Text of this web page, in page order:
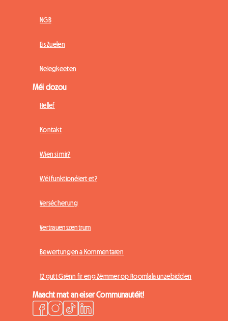
NGB
Eis Zuelen
Neiegkeeten
Méi dozou
Hëllef
Kontakt
Wien si mir?
Wéi funktionéiert et?
Versécherung
Vertrauenszentrum
Bewertungen a Kommentaren
12 gutt Grënn fir eng Zëmmer op Roomlala unzebidden
Maacht mat an eiser Communautéit!